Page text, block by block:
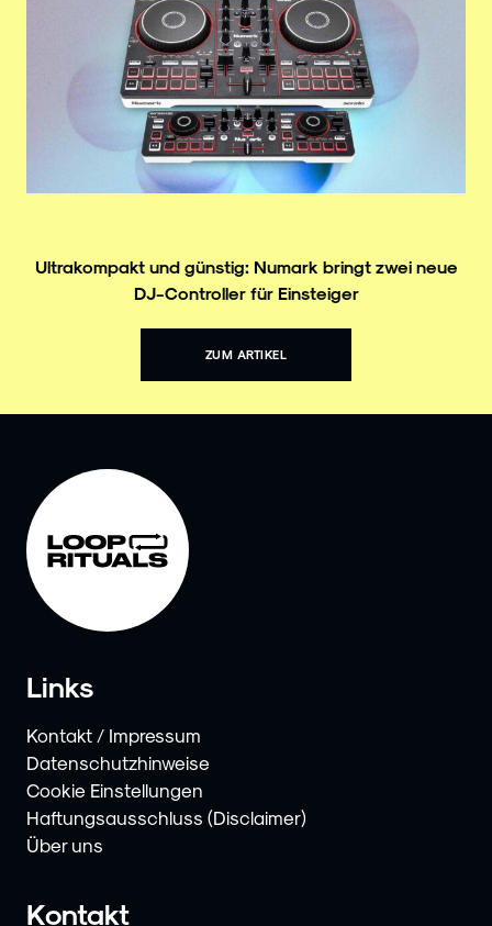
Ultrakompakt und günstig: Numark bringt zwei neue
DJ-Controller für Einsteiger
ZUM ARTIKEL
Links
Kontakt / Impressum
Datenschutzhinweise
Cookie Einstellungen
Haftungsausschluss (Disclaimer)
Über uns
Kontakt